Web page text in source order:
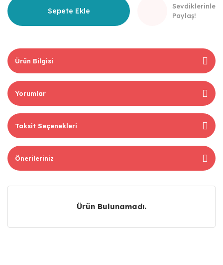
Sepete Ekle
Sevdiklerinle
Paylaş!
Ürün Bilgisi
Yorumlar
Taksit Seçenekleri
Önerileriniz
Ürün Bulunamadı.